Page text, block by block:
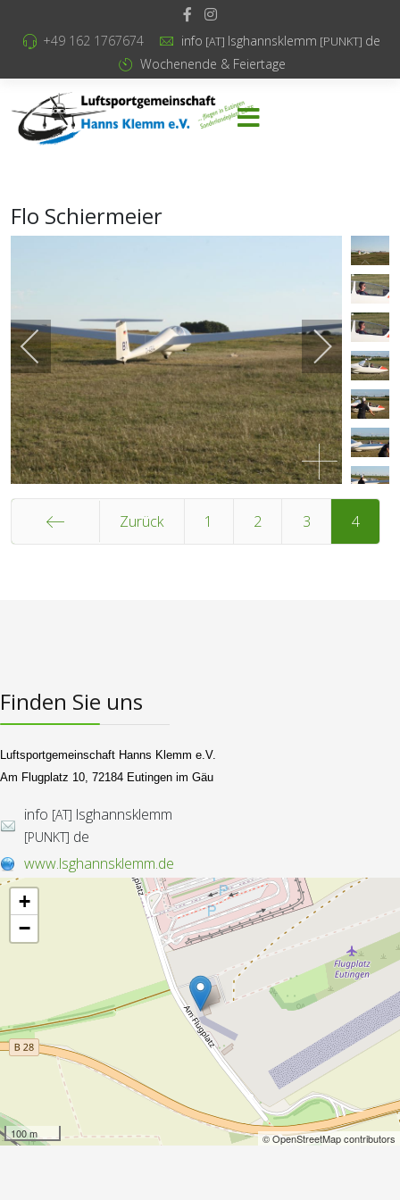
+49 162 1767674 info [AT] lsghannsklemm [PUNKT] de
Wochenende & Feiertage
Flo Schiermeier
Zurück 1 2 3 4
Finden Sie uns
Luftsportgemeinschaft Hanns Klemm e.V.
Am Flugplatz 10, 72184 Eutingen im Gäu
info [AT] lsghannsklemm
[PUNKT] de
www.lsghannsklemm.de
+
−
100 m © OpenStreetMap contributors